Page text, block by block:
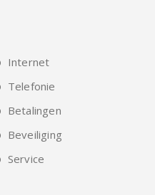
Internet
Telefonie
Betalingen
Beveiliging
Service